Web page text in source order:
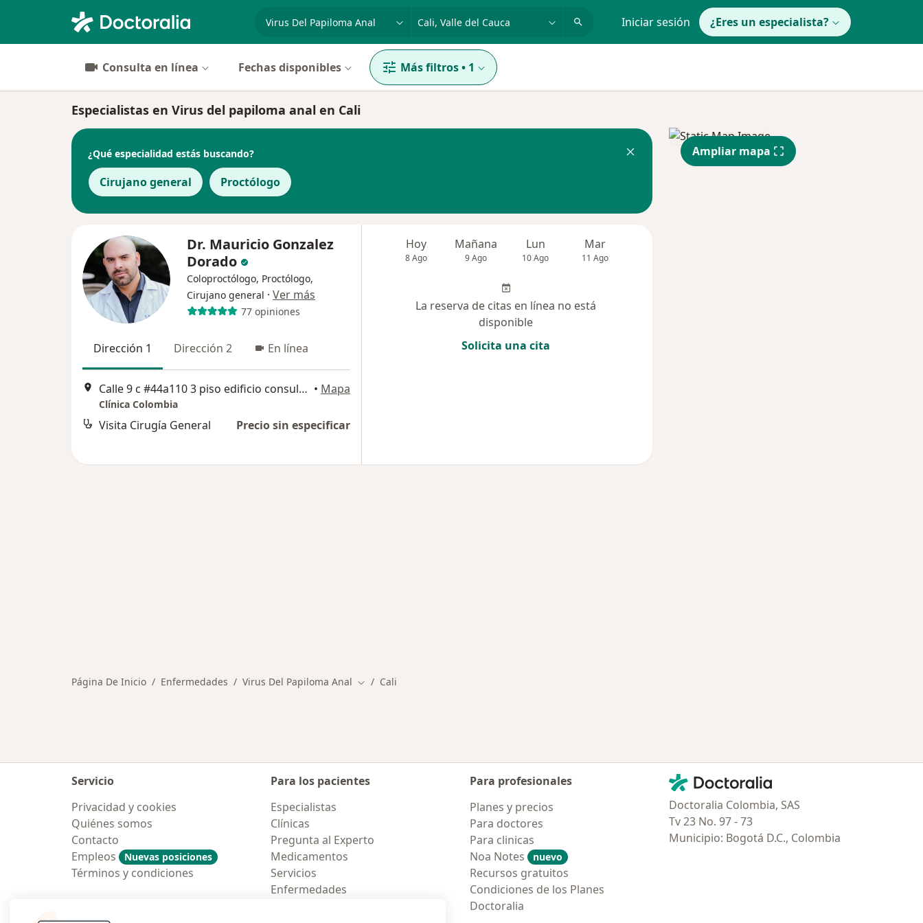
Iniciar sesión ¿Eres un especialista?
Consulta en línea Fechas disponibles Más filtros• 1
Especialistas en Virus del papiloma anal en Cali
¿Qué especialidad estás buscando?
Cirujano general Proctólogo
Dr. Mauricio Gonzalez
Dorado
Coloproctólogo, Proctólogo,
Cirujano general · Ver más
77 opiniones
Dirección 1 Dirección 2 En línea
Calle 9 c #44a110 3 piso edificio consulta, Cali • Mapa
Clínica Colombia
Visita Cirugía General Precio sin especificar
Hoy
8 Ago
Mañana
9 Ago
Lun
10 Ago
Mar
11 Ago
La reserva de citas en línea no está
disponible
Solicita una cita
Ampliar mapa
Página De Inicio Enfermedades Virus Del Papiloma Anal Cambiar de ciudad
Cali
Servicio
Privacidad y cookies
Quiénes somos
Contacto
Empleos
Nuevas posiciones
Términos y condiciones
Para los pacientes
Especialistas
Clínicas
Pregunta al Experto
Medicamentos
Servicios
Enfermedades
Para profesionales
Planes y precios
Para doctores
Para clinicas
Noa Notes
nuevo
Recursos gratuitos
Condiciones de los Planes
Doctoralia
Contacto
Doctoralia - Página de inicio
Doctoralia Colombia, SAS
Tv 23 No. 97 - 73
Municipio: Bogotá D.C., Colombia